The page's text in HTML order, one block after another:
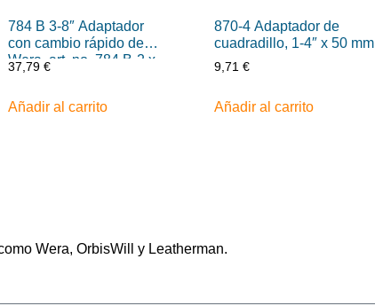
784 B 3-8″ Adaptador
con cambio rápido de
Wera, art. no. 784 B-2 x
5-16″ x 50 mm
37,79 €
Añadir al carrito
870-4 Adaptador de
cuadradillo, 1-4″ x 50 mm
9,71 €
Añadir al carrito
Wera, OrbisWill y Leatherman.